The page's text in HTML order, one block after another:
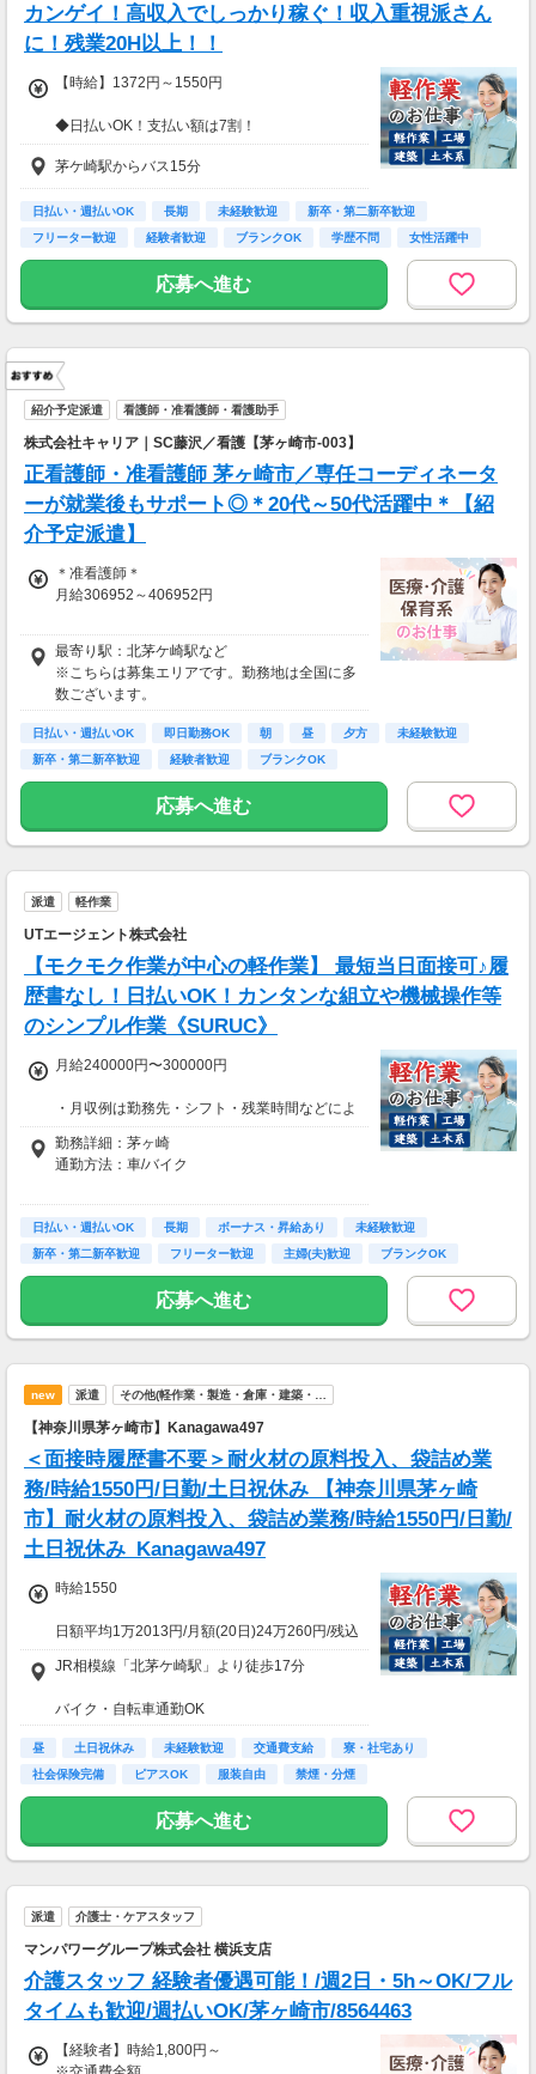
カンゲイ！高収入でしっかり稼ぐ！収入重視派さん
に！残業20H以上！！
【時給】1372円～1550円
◆日払いOK！支払い額は7割！
※規定・支払い条件有
茅ケ崎駅からバス15分
日払い・週払いOK 長期 未経験歓迎
新卒・第二新卒歓迎
フリーター歓迎
経験者歓迎 ブランクOK 学歴不問 女性活躍中
応募へ進む
紹介予定派遣 看護師・准看護師・看護助手
株式会社キャリア｜SC藤沢／看護【茅ヶ崎市-003】
正看護師・准看護師 茅ヶ崎市／専任コーディネータ
ーが就業後もサポート◎＊20代～50代活躍中＊【紹
介予定派遣】
＊准看護師＊
月給306952～406952円
＊正看護師＊
月給323107～423107円
最寄り駅：北茅ケ崎駅など
※こちらは募集エリアです。勤務地は全国に多
数ございます。
日払い・週払いOK 即日勤務OK 朝 昼 夕方
未経験歓迎
新卒・第二新卒歓迎
経験者歓迎 ブランクOK
応募へ進む
派遣 軽作業
UTエージェント株式会社
【モクモク作業が中心の軽作業】 最短当日面接可♪履
歴書なし！日払いOK！カンタンな組立や機械操作等
のシンプル作業《SURUC》
月給240000円〜300000円
・月収例は勤務先・シフト・残業時間などによ
り変動します
・各種手当あり（残業手当、休出手当、深夜勤
務がある場合は深夜手当 など）
■日払い制度（新制度）※規定あり
・最短5分で働いた分の給与を口座受取可能
・スマホからカンタン申請
・1,000円単位で利用可能
■交通費 上限30,000円まで支給 ※会社規定有
り
勤務詳細：茅ヶ崎
通勤方法：車/バイク
※構内の（無料）駐車場利用OK
※募集の勤務地は面接地の一例です。
ご希望の地域や条件などを伺いながらあなた
日払い・週払いOK 長期 ボーナス・昇給あり
未経験歓迎
新卒・第二新卒歓迎
フリーター歓迎 主婦(夫)歓迎
ブランクOK
学歴不問
応募へ進む
new 派遣 その他(軽作業・製造・倉庫・建築・…
【神奈川県茅ヶ崎市】Kanagawa497
＜面接時履歴書不要＞耐火材の原料投入、袋詰め業
務/時給1550円/日勤/土日祝休み 【神奈川県茅ヶ崎
市】耐火材の原料投入、袋詰め業務/時給1550円/日勤/
土日祝休み_Kanagawa497
時給1550
日額平均1万2013円/月額(20日)24万260円/残込
(30h)29万8400円
※18歳以上
※学生は応募不可（卒業見込みで、社会人予定
JR相模線「北茅ケ崎駅」より徒歩17分
バイク・自転車通勤OK
昼 土日祝休み 未経験歓迎 交通費支給
寮・社宅あり
社会保険完備
ピアスOK 服装自由 禁煙・分煙
応募へ進む
派遣 介護士・ケアスタッフ
マンパワーグループ株式会社 横浜支店
介護スタッフ 経験者優遇可能！/週2日・5h～OK/フル
タイムも歓迎/週払いOK/茅ヶ崎市/8564463
【経験者】時給1,800円～